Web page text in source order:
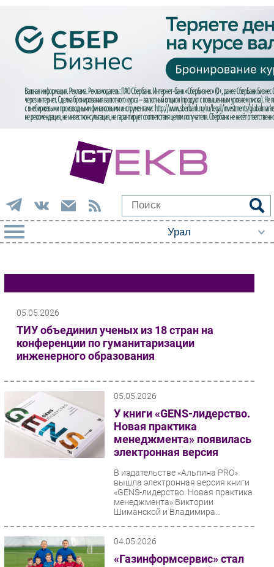
Импорто­замещение
Автоматизация Промышленности
Интернет
Мобильная связь
Фиксированная связь
Рынок ПК
Маркетинг
Торговые сети
Оборудование
Web
05.05.2026
ТИУ объединил ученых из 18 стран на
конференции по гуманитаризации
инженерного образования
05.05.2026
У книги «GENS-лидерство.
Новая практика
менеджмента» появилась
электронная версия
В издательстве «Альпина PRO»
вышла электронная версия книги
«GENS-лидерство. Новая практика
менеджмента» Виктории
Шиманской и Владимира...
04.05.2026
«Газинформсервис» стал